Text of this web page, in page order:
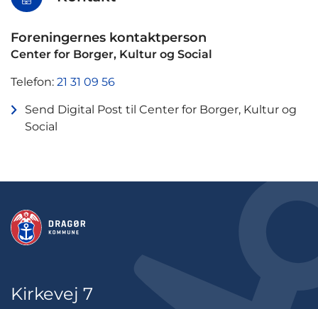
Foreningernes kontaktperson
Center for Borger, Kultur og Social
Telefon: 21 31 09 56
Send Digital Post til Center for Borger, Kultur og
Social
Kirkevej 7